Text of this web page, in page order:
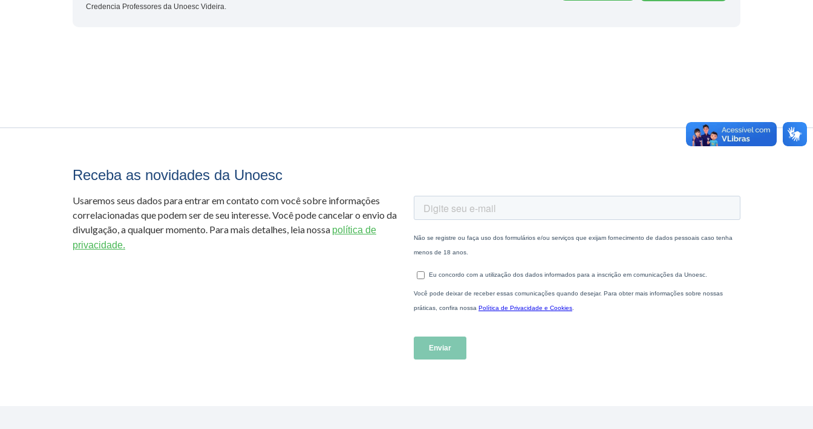
Credencia Professores da Unoesc Videira.
Receba as novidades da Unoesc
Usaremos seus dados para entrar em contato com você sobre informações
correlacionadas que podem ser de seu interesse. Você pode cancelar o envio da
divulgação, a qualquer momento. Para mais detalhes, leia nossa política de
privacidade.